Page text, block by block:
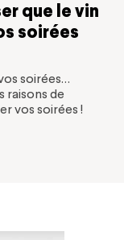
que le vin
soirées
soirées…
raisons de
vos soirées !